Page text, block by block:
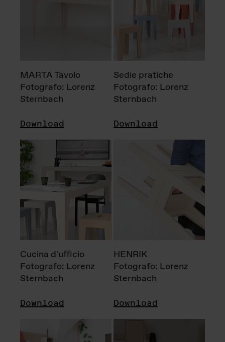
MARTA Tavolo
Fotografo: Lorenz
Sternbach
Download
Sedie pratiche
Fotografo: Lorenz
Sternbach
Download
Cucina d'ufficio
Fotografo: Lorenz
Sternbach
Download
HENRIK
Fotografo: Lorenz
Sternbach
Download